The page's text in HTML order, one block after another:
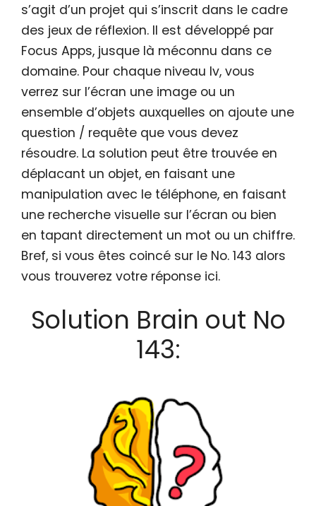
s’agit d’un projet qui s’inscrit dans le cadre
des jeux de réflexion. Il est développé par
Focus Apps, jusque là méconnu dans ce
domaine. Pour chaque niveau lv, vous
verrez sur l’écran une image ou un
ensemble d’objets auxquelles on ajoute une
question / requête que vous devez
résoudre. La solution peut être trouvée en
déplacant un objet, en faisant une
manipulation avec le téléphone, en faisant
une recherche visuelle sur l’écran ou bien
en tapant directement un mot ou un chiffre.
Bref, si vous êtes coincé sur le No. 143 alors
vous trouverez votre réponse ici.
Solution Brain out No
143: